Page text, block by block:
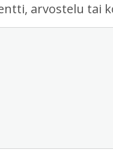
arvostelu tai